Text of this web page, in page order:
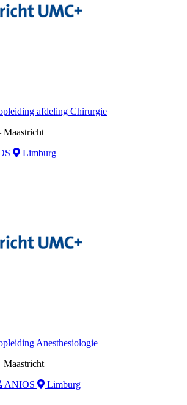
afdeling Chirurgie
Maastricht
Limburg
Anesthesiologie
Maastricht
ANIOS Limburg